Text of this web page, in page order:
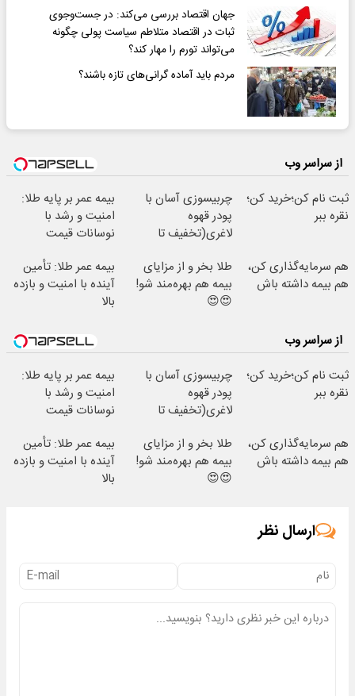
جهان اقتصاد بررسی می‌کند: در جست‌وجوی
ثبات در اقتصاد متلاطم سیاست پولی چگونه
می‌تواند تورم را مهار کند؟
مردم باید آماده گرانی‌های تازه باشند؟
از سراسر وب
ثبت نام کن؛خرید کن؛
نقره ببر
چربیسوزی آسان با
پودر قهوه
لاغری(تخفیف تا
بیمه عمر بر پایه طلا:
امنیت و رشد با
نوسانات قیمت
هم سرمایه‌گذاری کن،
هم بیمه داشته باش
طلا بخر و از مزایای
بیمه هم بهره‌مند شو!
😍😍
بیمه عمر طلا: تأمین
آینده با امنیت و بازده
بالا
از سراسر وب
ثبت نام کن؛خرید کن؛
نقره ببر
چربیسوزی آسان با
پودر قهوه
لاغری(تخفیف تا
بیمه عمر بر پایه طلا:
امنیت و رشد با
نوسانات قیمت
هم سرمایه‌گذاری کن،
هم بیمه داشته باش
طلا بخر و از مزایای
بیمه هم بهره‌مند شو!
😍😍
بیمه عمر طلا: تأمین
آینده با امنیت و بازده
بالا
ارسال نظر